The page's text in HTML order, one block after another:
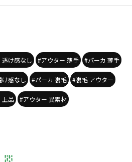
け感なし #アウター 薄手 #パーカ 薄手
感なし #パーカ 裏毛 #裏毛 アウター
上品 #アウター 異素材